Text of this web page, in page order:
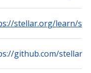
stellar.org/learn/
github.com/stellar